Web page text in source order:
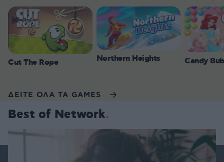
Cut The Rope Northern Heights Candy
ΔΕΙΤΕ ΟΛΑ ΤΑ GAMES
Best of Network